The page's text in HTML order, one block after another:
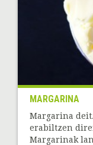
MARGARINA
Margarina
erabiltzen
Margarinak